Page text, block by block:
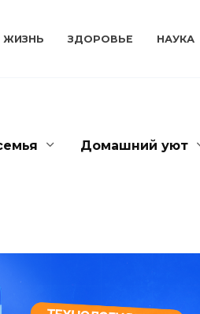
ЖИЗНЬ ЗДОРОВЬЕ НАУКА
Домашний уют